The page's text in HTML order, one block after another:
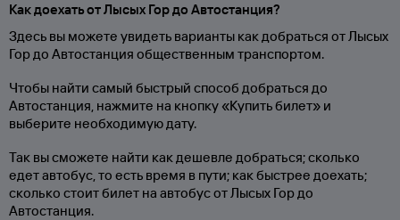
Как доехать от Лысых Гор до Автостанция?
Здесь вы можете увидеть варианты как добраться от Лысых
Гор до Автостанция общественным транспортом.
Чтобы найти самый быстрый способ добраться до
Автостанция, нажмите на кнопку «Купить билет» и
выберите необходимую дату.
Так вы сможете найти как дешевле добраться; сколько
едет автобус, то есть время в пути; как быстрее доехать;
сколько стоит билет на автобус от Лысых Гор до
Автостанция.